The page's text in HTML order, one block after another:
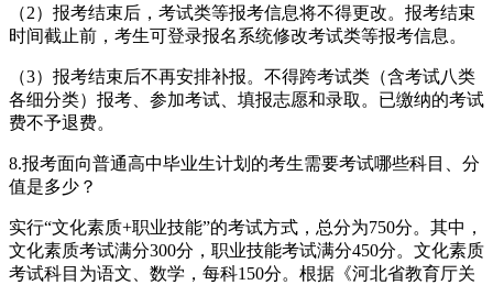
（2）报考结束后，考试类等报考信息将不得更改。报考结束
时间截止前，考生可登录报名系统修改考试类等报考信息。
（3）报考结束后不再安排补报。不得跨考试类（含考试八类
各细分类）报考、参加考试、填报志愿和录取。已缴纳的考试
费不予退费。
8.报考面向普通高中毕业生计划的考生需要考试哪些科目、分
值是多少？
实行“文化素质+职业技能”的考试方式，总分为750分。其中，
文化素质考试满分300分，职业技能考试满分450分。文化素质
考试科目为语文、数学，每科150分。根据《河北省教育厅关